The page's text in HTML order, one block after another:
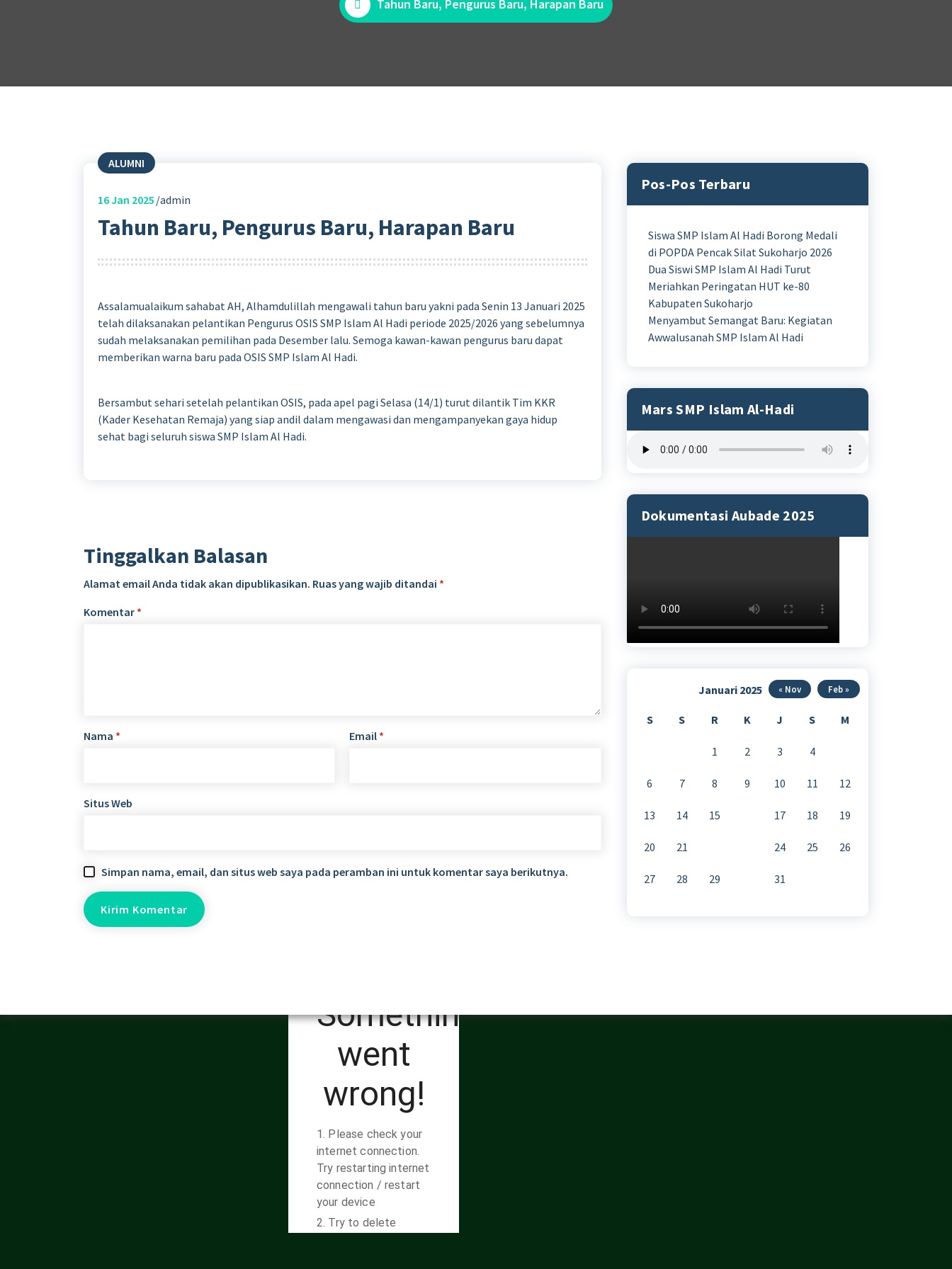
Tahun Baru, Pengurus Baru, Harapan Baru
ALUMNI
16Jan 2025 admin
Tahun Baru, Pengurus Baru, Harapan Baru
Assalamualaikum sahabat AH, Alhamdulillah mengawali tahun baru yakni pada Senin 13 Januari 2025
telah dilaksanakan pelantikan Pengurus OSIS SMP Islam Al Hadi periode 2025/2026 yang sebelumnya
sudah melaksanakan pemilihan pada Desember lalu. Semoga kawan-kawan pengurus baru dapat
memberikan warna baru pada OSIS SMP Islam Al Hadi.
Bersambut sehari setelah pelantikan OSIS, pada apel pagi Selasa (14/1) turut dilantik Tim KKR
(Kader Kesehatan Remaja) yang siap andil dalam mengawasi dan mengampanyekan gaya hidup
sehat bagi seluruh siswa SMP Islam Al Hadi.
Tinggalkan Balasan
Alamat email Anda tidak akan dipublikasikan. Ruas yang wajib ditandai *
Komentar *
Nama * Email *
Situs Web
Simpan nama, email, dan situs web saya pada peramban ini untuk komentar saya berikutnya.
Pos-Pos Terbaru
Siswa SMP Islam Al Hadi Borong Medali
di POPDA Pencak Silat Sukoharjo 2026
Dua Siswi SMP Islam Al Hadi Turut
Meriahkan Peringatan HUT ke-80
Kabupaten Sukoharjo
Menyambut Semangat Baru: Kegiatan
Awwalusanah SMP Islam Al Hadi
Mars SMP Islam Al-Hadi
Dokumentasi Aubade 2025
Januari 2025
S S R K J S M
1 2 3 4
6 7 8 9 10 11 12
13 14 15 17 18 19
20 21 24 25 26
27 28 29 31
« Nov Feb »